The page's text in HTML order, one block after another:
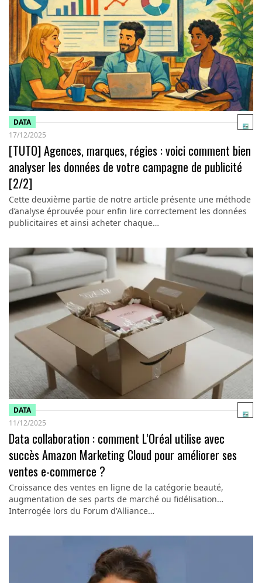
DATA
17/12/2025
[TUTO] Agences, marques, régies : voici comment bien
analyser les données de votre campagne de publicité
[2/2]
Cette deuxième partie de notre article présente une méthode
d’analyse éprouvée pour enfin lire correctement les données
publicitaires et ainsi acheter chaque…
DATA
11/12/2025
Data collaboration : comment L’Oréal utilise avec
succès Amazon Marketing Cloud pour améliorer ses
ventes e-commerce ?
Croissance des ventes en ligne de la catégorie beauté,
augmentation de ses parts de marché ou fidélisation…
Interrogée lors du Forum d'Alliance…